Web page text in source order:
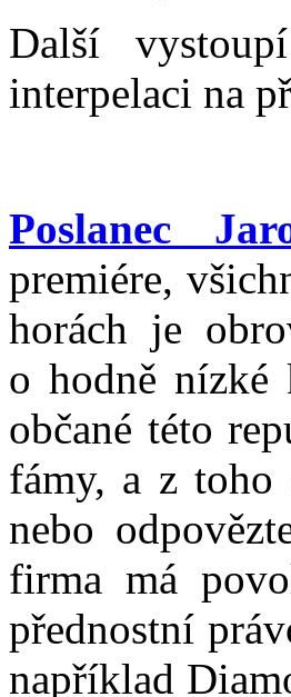
Další
interpelaci na
Poslanec
premiére,
horách je
o hodně nízké
občané této
fámy, a z toho
nebo
firma má
přednostní
například